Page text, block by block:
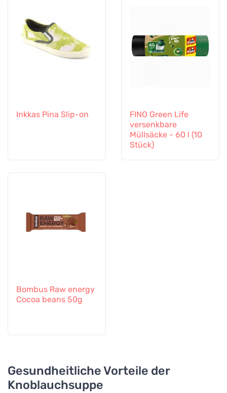
Inkkas Pina Slip-on
FINO Green Life
versenkbare
Müllsäcke - 60 l (10
Stück)
Bombus Raw energy
Cocoa beans 50g
Gesundheitliche Vorteile der
Knoblauchsuppe